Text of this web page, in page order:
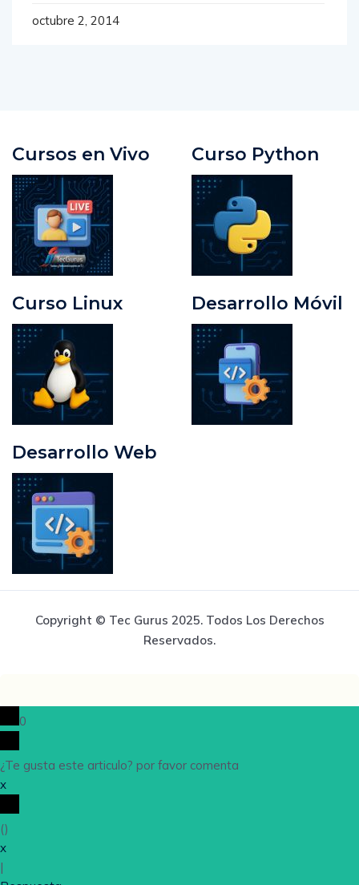
octubre 2, 2014
Cursos en Vivo Curso Python
Curso Linux Desarrollo Móvil
Desarrollo Web
Copyright © Tec Gurus 2025. Todos Los Derechos
Reservados.
0
¿Te gusta este articulo? por favor comenta
x
()
x
|